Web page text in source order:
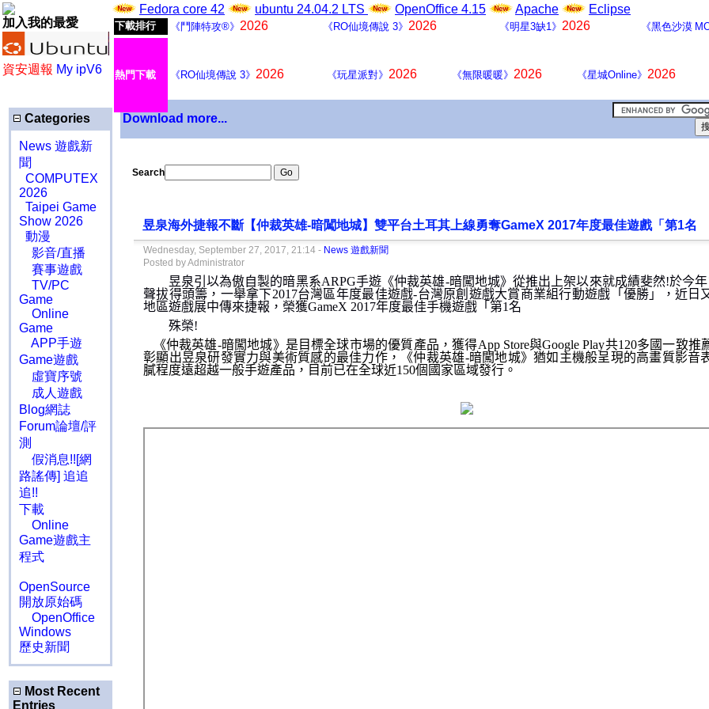
加入我的最愛
資安週報 My ipV6
Fedora core 42 ubuntu 24.04.2 LTS OpenOffice 4.15 Apache Eclipse
下載排行 《鬥陣特攻®》 2026 《RO仙境傳說 3》 2026 《明星3缺1》 2026 《黑色沙漠
熱門下載 《RO仙境傳說 3》 2026 《玩星派對》 2026 《無限暖暖》 2026 《星城Online》 2026
Categories
News 遊戲新
聞
COMPUTEX
2026
Taipei Game
Show 2026
動漫
影音/直播
賽事遊戲
TV/PC
Game
Online
Game
APP手遊
Game遊戲
虛寶序號
成人遊戲
Blog網誌
Forum論壇/評
測
假消息!![網
路謠傳] 追追
追!!
下載
Online
Game遊戲主
程式
OpenSource
開放原始碼
OpenOffice
Windows
歷史新聞
Most Recent
Entries
Download more...
Search
昱泉海外捷報不斷【仲裁英雄-暗闖地城】雙平台土耳其上線勇奪GameX 2017年度最佳遊戲「第1名
Wednesday, September 27, 2017, 21:14 - News 遊戲新聞
Posted by Administrator
昱泉引以為傲自製的暗黑系ARPG手遊《仲裁英雄-暗闖地城》從推出上架以來就成績斐然!於今年
聲拔得頭籌，一舉拿下2017台灣區年度最佳遊戲-台灣原創遊戲大賞商業組行動遊戲「優勝」，近日
地區遊戲展中傳來捷報，榮獲GameX 2017年度最佳手機遊戲 「 第1名
殊榮!
《仲裁英雄-暗闖地城》是目標全球市場的優質產品，獲得App Store與Google Play共120多國一致推
彰顯出昱泉研發實力與美術質感的最佳力作，《仲裁英雄-暗闖地城》猶如主機般呈現的高畫質影音
膩程度遠超越一般手遊產品，目前已在全球近150個國家區域發行。